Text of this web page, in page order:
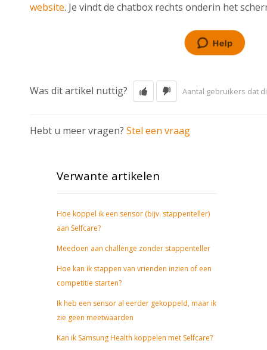
website. Je vindt de chatbox rechts onderin het
Was dit artikel nuttig? Aantal gebruikers dat
Hebt u meer vragen? Stel een vraag
Verwante artikelen
Hoe koppel ik een sensor (bijv. stappenteller)
aan Selfcare?
Meedoen aan challenge zonder stappenteller
Hoe kan ik stappen van vrienden inzien of een
competitie starten?
Ik heb een sensor al eerder gekoppeld, maar ik
zie geen meetwaarden
Kan ik Samsung Health koppelen met Selfcare?